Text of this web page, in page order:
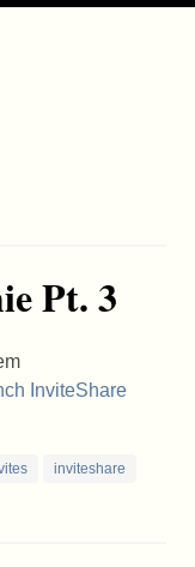
Pt. 3
InviteShare
inviteshare